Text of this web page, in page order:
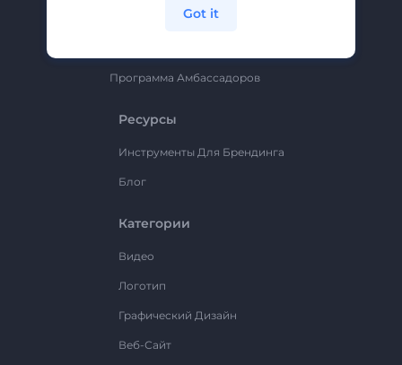
Программа Амбассадоров
Ресурсы
Инструменты Для Брендинга
Блог
Категории
Видео
Логотип
Графический Дизайн
Веб-Сайт
Got it